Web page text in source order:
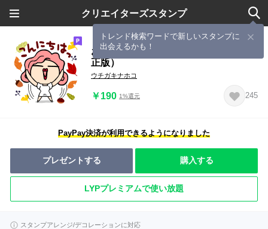
クリエイターズスタンプ
トレンド検索ワードで新しいスタンプに
出会えるかも！
お茶目なピンキーマルルン【秋】（修
正版）
ウチガキナホコ
￥190 1%還元 245
PayPay決済が利用できるようになりました
プレゼントする 購入する
LYPプレミアムで使い放題
スタンプアレンジ/デコレーションに対応